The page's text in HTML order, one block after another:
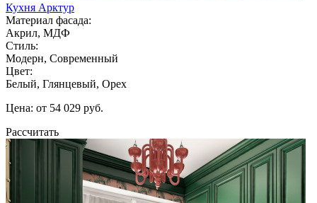
Кухня Арктур
Материал фасада:
Акрил, МДФ
Стиль:
Модерн, Современный
Цвет:
Белый, Глянцевый, Орех
Цена: от 54 029 руб.
Рассчитать